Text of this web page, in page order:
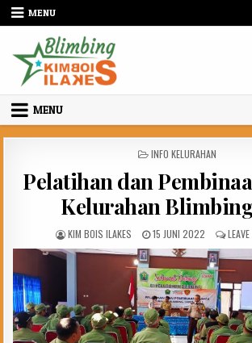
Skip
to
content
MENU
MENU
POSTED
INFO KELURAHAN
Pelatihan dan
Kelurahan
AUTHOR:
KIM BOIS ILAKES
PUBLISHED
DATE:
15 JUNI 2022